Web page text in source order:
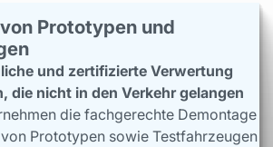
Prototypen und
und zertifizierte Verwertung
die nicht in den Verkehr gelangen
die fachgerechte Demontage
Prototypen sowie Testfahrzeugen